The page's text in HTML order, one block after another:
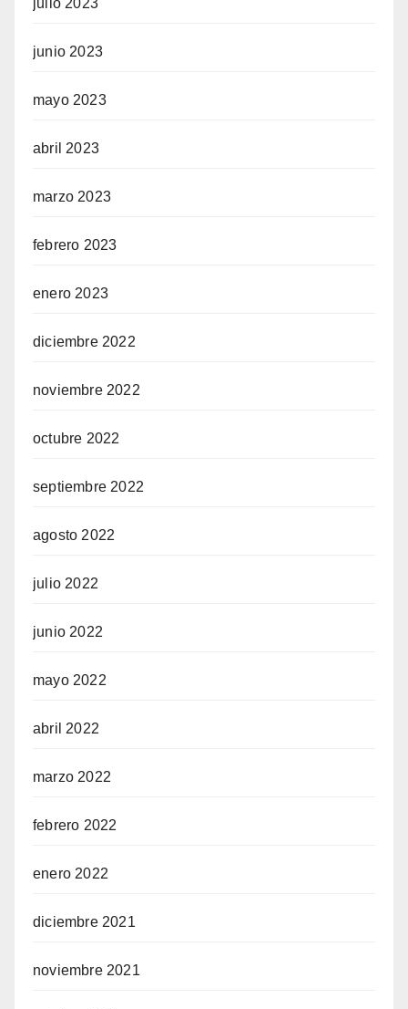
junio 2023
mayo 2023
abril 2023
marzo 2023
febrero 2023
enero 2023
diciembre 2022
noviembre 2022
octubre 2022
septiembre 2022
agosto 2022
julio 2022
junio 2022
mayo 2022
abril 2022
marzo 2022
febrero 2022
enero 2022
diciembre 2021
noviembre 2021